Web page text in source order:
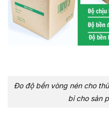
Đo độ bền vòng nén cho
bỉ cho sản